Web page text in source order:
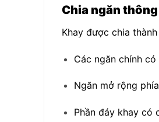
Chia ngăn
Khay được chia thành
Các ngăn chính
Ngăn mở rộng
Phần đáy khay có